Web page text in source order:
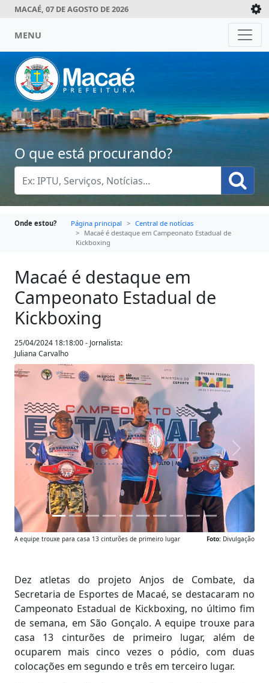
MACAÉ, 07 DE AGOSTO DE 2026
MENU
O que está procurando?
Onde estou? Página principal
Central de notícias
Macaé é destaque em Campeonato Estadual de
Kickboxing
Macaé é destaque em
Campeonato Estadual de
Kickboxing
25/04/2024 18:18:00 - Jornalista:
Juliana Carvalho
Anterior
Foto: Divulgação
A equipe trouxe para casa 13 cinturões de primeiro lugar
Dez atletas do projeto Anjos de Combate, da
Secretaria de Esportes de Macaé, se destacaram no
Campeonato Estadual de Kickboxing, no último fim
de semana, em São Gonçalo. A equipe trouxe para
casa 13 cinturões de primeiro lugar, além de
ocuparem mais cinco vezes o pódio, com duas
colocações em segundo e três em terceiro lugar.